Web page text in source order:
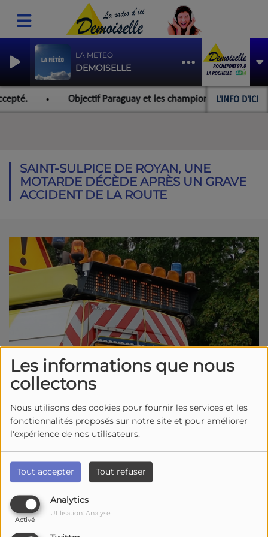
Les informations que nous
collectons
Nous utilisons des cookies pour fournir les services et les
fonctionnalités proposés sur notre site et pour améliorer
l'expérience de nos utilisateurs.
Tout accepter Tout refuser
Analytics
Activé
Utilisation: Analyse
LA METEO
DEMOISELLE
L'INFO D'ICI
Objectif Paraguay et les championnats du
SAINT-SULPICE DE ROYAN, UNE
MOTARDE DÉCÈDE APRÈS UN GRAVE
ACCIDENT DE LA ROUTE
05 mai 2026 - 3285 vues
Un drame de la route à Saint-Sulpice-de-Royan, ce
après un grave accident de la route impliquant une
moto et une voiture. Selon les gendarmes, le
conducteur de la voiture a tenté de dépasser un